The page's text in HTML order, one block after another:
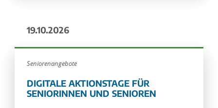
19.10.2026
Seniorenangebote
DIGITALE AKTIONSTAGE FÜR
SENIORINNEN UND SENIOREN